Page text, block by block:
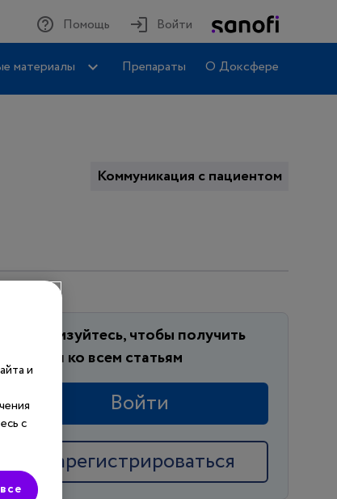
Помощь Войти
материалы Препараты О Доксфере
Коммуникация с пациентом
Авторизуйтесь, чтобы получить
доступ ко всем статьям
Войти
Зарегистрироваться
и
с